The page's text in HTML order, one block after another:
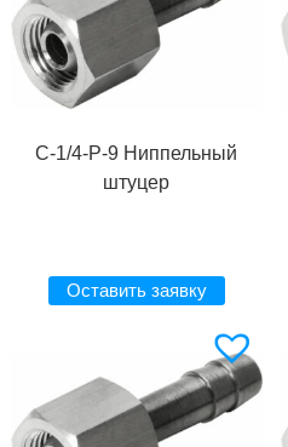
C-1/4-P-9 Ниппельный
штуцер
Оставить заявку